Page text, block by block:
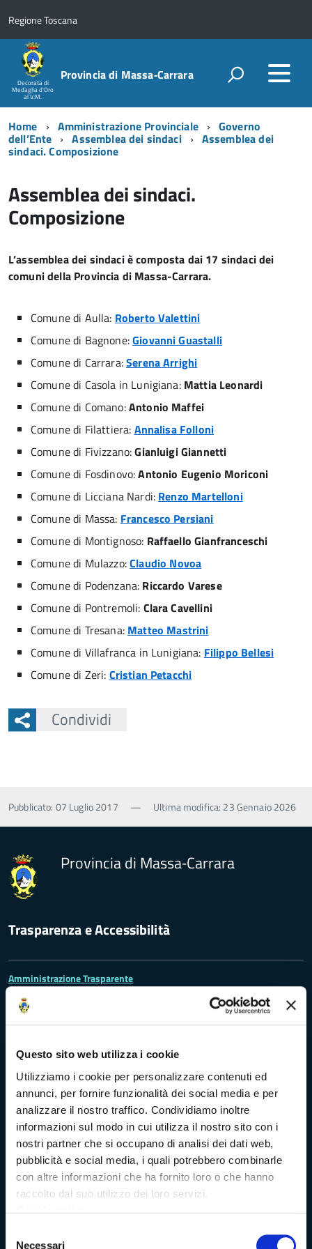
Questo sito web utilizza i cookie
Utilizziamo i cookie per personalizzare contenuti ed
annunci, per fornire funzionalità dei social media e per
analizzare il nostro traffico. Condividiamo inoltre
informazioni sul modo in cui utilizza il nostro sito con i
nostri partner che si occupano di analisi dei dati web,
pubblicità e social media, i quali potrebbero combinarle
con altre informazioni che ha fornito loro o che hanno
raccolto dal suo utilizzo dei loro servizi.
Necessari
Regione Toscana
Decorata di
Medaglia d'Oro
al V.M.
Provincia di Massa‑Carrara
Home Amministrazione Provinciale Governo
dell’Ente Assemblea dei sindaci Assemblea dei
sindaci. Composizione
Assemblea dei sindaci.
Composizione
L’assemblea dei sindaci è composta dai 17 sindaci dei
comuni della Provincia di Massa-Carrara.
Comune di Aulla: Roberto Valettini
Comune di Bagnone:Giovanni Guastalli
Comune di Carrara:Serena Arrighi
Comune di Casola in Lunigiana: Mattia Leonardi
Comune di Comano:Antonio Maffei
Comune di Filattiera: Annalisa Folloni
Comune di Fivizzano:Gianluigi Giannetti
Comune di Fosdinovo:Antonio Eugenio Moriconi
Comune di Licciana Nardi: Renzo Martelloni
Comune di Massa: Francesco Persiani
Comune di Montignoso: Raffaello Gianfranceschi
Comune di Mulazzo:Claudio Novoa
Comune di Podenzana: Riccardo Varese
Comune di Pontremoli: Clara Cavellini
Comune di Tresana: Matteo Mastrini
Comune di Villafranca in Lunigiana: Filippo Bellesi
Comune di Zeri: Cristian Petacchi
Condividi
Pubblicato: 07 Luglio 2017 — Ultima modifica: 23 Gennaio 2026
Provincia di Massa‑Carrara
Trasparenza e Accessibilità
Amministrazione Trasparente
Albo pretorio
Bandi di concorso
Richieste di accesso
Problemi di accessibilità
Dichiarazione di accessibilità